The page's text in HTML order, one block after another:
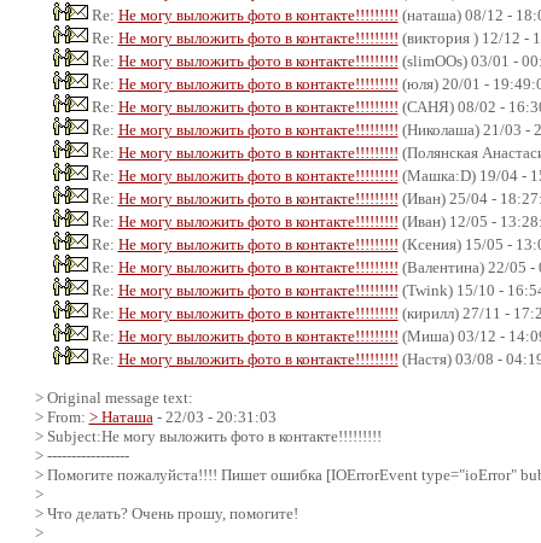
Re: Не могу выложить фото в контакте!!!!!!!!! (наташа) 08/12 -
Re: Не могу выложить фото в контакте!!!!!!!!! (виктория ) 12/12 -
Re: Не могу выложить фото в контакте!!!!!!!!! (slimOOs) 03/01 -
Re: Не могу выложить фото в контакте!!!!!!!!! (юля) 20/01 -
Re: Не могу выложить фото в контакте!!!!!!!!! (САНЯ) 08/02 -
Re: Не могу выложить фото в контакте!!!!!!!!! (Николаша) 21/03 -
Re: Не могу выложить фото в контакте!!!!!!!!! (Полянская
Re: Не могу выложить фото в контакте!!!!!!!!! (Машка:D) 19/04 -
Re: Не могу выложить фото в контакте!!!!!!!!! (Иван) 25/04 -
Re: Не могу выложить фото в контакте!!!!!!!!! (Иван) 12/05 -
Re: Не могу выложить фото в контакте!!!!!!!!! (Ксения) 15/05 -
Re: Не могу выложить фото в контакте!!!!!!!!! (Валентина) 22/05 -
Re: Не могу выложить фото в контакте!!!!!!!!! (Twink) 15/10 -
Re: Не могу выложить фото в контакте!!!!!!!!! (кирилл) 27/11 -
Re: Не могу выложить фото в контакте!!!!!!!!! (Миша) 03/12 -
Re: Не могу выложить фото в контакте!!!!!!!!! (Настя) 03/08 -
> Original message text:
> From: > Наташа - 22/03 - 20:31:03
> Subject:Не могу выложить фото в контакте!!!!!!!!!
> -----------------
> Помогите пожалуйста!!!! Пишет ошибка [IOErrorEvent type="ioError"
>
> Что делать? Очень прошу, помогите!
>